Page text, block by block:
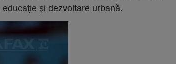
şi dezvoltare urbană.